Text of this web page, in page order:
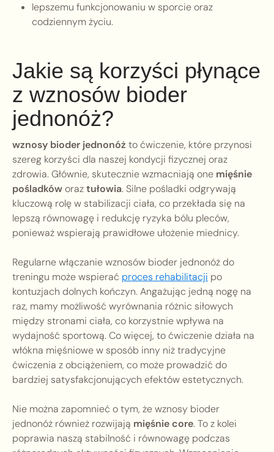
lepszemu funkcjonowaniu w sporcie oraz
codziennym życiu.
Jakie są korzyści płynące
z wznosów bioder
jednonóż?
wznosy bioder jednonóż to ćwiczenie, które przynosi
szereg korzyści dla naszej kondycji fizycznej oraz
zdrowia. Głównie, skutecznie wzmacniają one mięśnie
pośladkóworaztułowia. Silne pośladki odgrywają
kluczową rolę w stabilizacji ciała, co przekłada się na
lepszą równowagę i redukcję ryzyka bólu pleców,
ponieważ wspierają prawidłowe ułożenie miednicy.
Regularne włączanie wznosów bioder jednonóż do
treningu może wspierać proces rehabilitacji po
kontuzjach dolnych kończyn. Angażując jedną nogę na
raz, mamy możliwość wyrównania różnic siłowych
między stronami ciała, co korzystnie wpływa na
wydajność sportową. Co więcej, to ćwiczenie działa na
włókna mięśniowe w sposób inny niż tradycyjne
ćwiczenia z obciążeniem, co może prowadzić do
bardziej satysfakcjonujących efektów estetycznych.
Nie można zapomnieć o tym, że wznosy bioder
jednonóż również rozwijają mięśnie core. To z kolei
poprawia naszą stabilność i równowagę podczas